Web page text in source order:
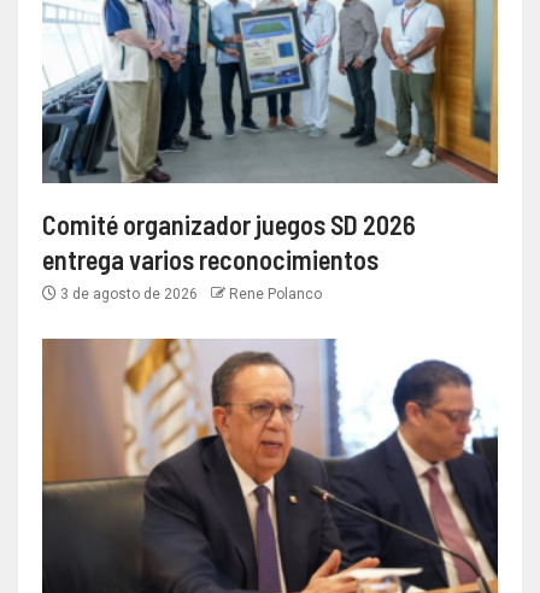
Comité organizador juegos SD 2026
entrega varios reconocimientos
3 de agosto de 2026 Rene Polanco